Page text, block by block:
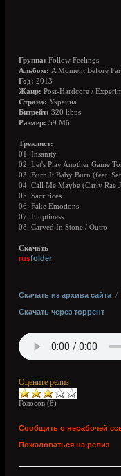
Группа: Follow Feelings
Альбом: A Moment Before
Год: 2013
Жанр: Post-Hardcore /
Страна: Украина
Битрейт: 320 kbps
Размер: 59 Мб
Треклист:
01. Insanity
02. Let's Play Another Game
03. Burn It Baby Burn (feat.
04. Call Me Maybe (Carly Rae
05. Sacrifices
06. Fake Emotions
07. Emptiness
08. Carved In Stone / Outro
Скачать
rusfolder
Скачать из архива сайта /
Скачать через торрент
Оцените релиз
Голосов (8)
Сообщить о нерабочей
Пожаловаться на релиз